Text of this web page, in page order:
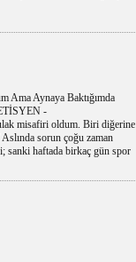
Aynaya Baktığımda
-
misafiri oldum. Biri diğerine
sorun çoğu zaman
sanki haftada birkaç gün spor